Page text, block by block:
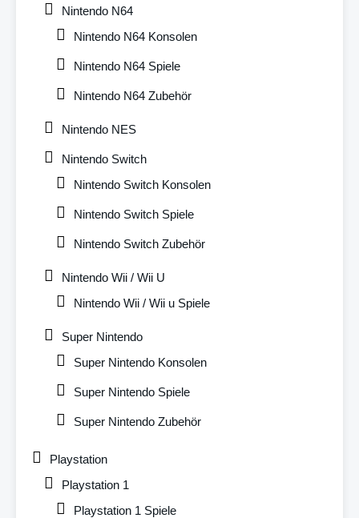
Nintendo N64
Nintendo N64 Konsolen
Nintendo N64 Spiele
Nintendo N64 Zubehör
Nintendo NES
Nintendo Switch
Nintendo Switch Konsolen
Nintendo Switch Spiele
Nintendo Switch Zubehör
Nintendo Wii / Wii U
Nintendo Wii / Wii u Spiele
Super Nintendo
Super Nintendo Konsolen
Super Nintendo Spiele
Super Nintendo Zubehör
Playstation
Playstation 1
Playstation 1 Spiele